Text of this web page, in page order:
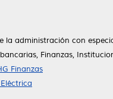
la administración con
Finanzas,
Finanzas